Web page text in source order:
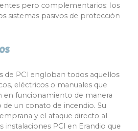
pero complementarios: los
sistemas pasivos de protección
de PCI engloban todos aquellos
eléctricos o manuales que
en funcionamiento de manera
de un conato de incendio. Su
y el ataque directo al
instalaciones PCI en Erandio que